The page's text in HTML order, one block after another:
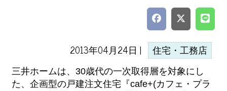
2013年04月24日 | 住宅・工務店
三井ホームは、30歳代の一次取得層を対象にし
た、企画型の戸建注文住宅『cafe+(カフェ・プラ